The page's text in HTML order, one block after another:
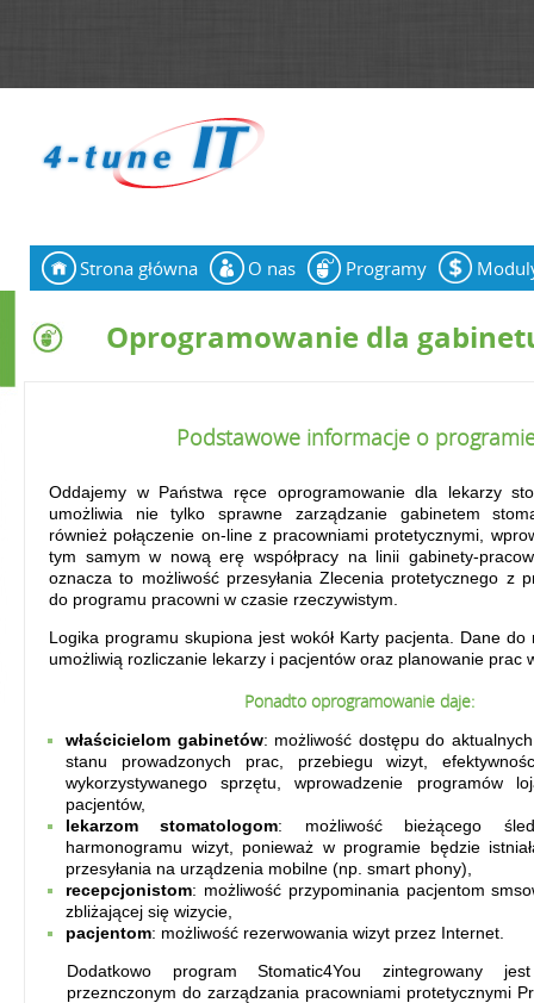
Oprogramowanie dla
Podstawowe informacje o
Oddajemy w Państwa ręce oprogramowanie dla lekarzy
umożliwia nie tylko sprawne zarządzanie gabinetem
również połączenie on-line z pracowniami protetycznymi,
tym samym w nową erę współpracy na linii gabinety-
oznacza to możliwość przesyłania Zlecenia protetycznego z
do programu pracowni w czasie rzeczywistym.
Logika programu skupiona jest wokół Karty pacjenta. Dane do
umożliwią rozliczanie lekarzy i pacjentów oraz planowanie prac
Ponadto oprogramowanie daje:
właścicielom gabinetów: możliwość dostępu do
stanu prowadzonych prac, przebiegu wizyt,
wykorzystywanego sprzętu, wprowadzenie programów
pacjentów,
lekarzom stomatologom: możliwość bieżącego
harmonogramu wizyt, ponieważ w programie będzie
przesyłania na urządzenia mobilne (np. smart phony),
recepcjonistom: możliwość przypominania pacjentom
zbliżającej się wizycie,
pacjentom: możliwość rezerwowania wizyt przez Internet.
Dodatkowo program Stomatic4You zintegrowany
przeznczonym do zarządzania pracowniami protetycznymi
N
w
a
c
Strona główna O nas Programy